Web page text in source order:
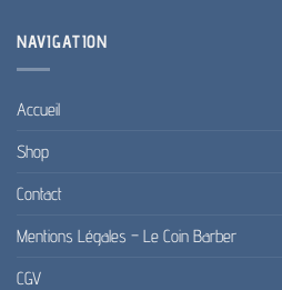
NAVIGATION
Accueil
Shop
Contact
Mentions Légales – Le Coin Barber
CGV